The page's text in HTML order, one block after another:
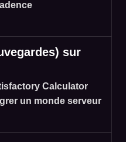
sur
Calculator
un monde serveur